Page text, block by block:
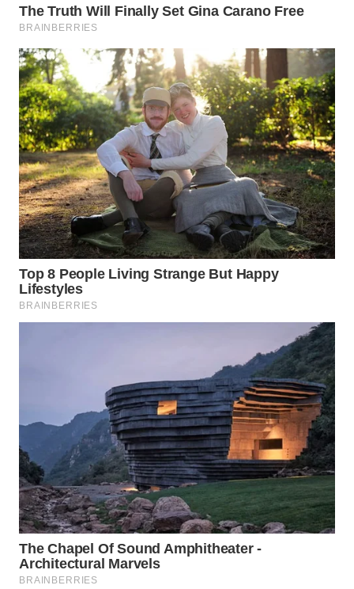
WN
WN
DEPOK
WN
TAPANULI
UTARA
WN
SAMOSIR
WN
PADANG
LAWAS
CIANJUR
WN
KEPULAUAN
SERIBU
WN
TANGERANG